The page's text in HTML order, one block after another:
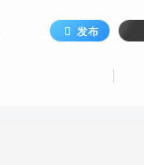
发布